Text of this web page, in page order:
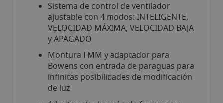
Sistema de control de ventilador
ajustable con 4 modos: INTELIGENTE,
VELOCIDAD MÁXIMA, VELOCIDAD BAJA
y APAGADO
Montura FMM y adaptador para
Bowens con entrada de paraguas para
infinitas posibilidades de modificación
de luz